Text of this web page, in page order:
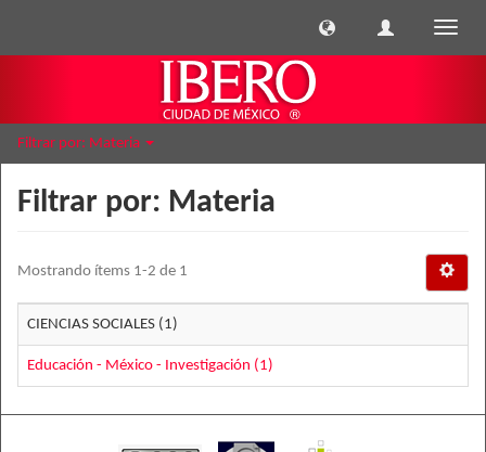
Filtrar por: Materia
Filtrar por: Materia
Mostrando ítems 1-2 de 1
CIENCIAS SOCIALES (1)
Educación - México - Investigación (1)